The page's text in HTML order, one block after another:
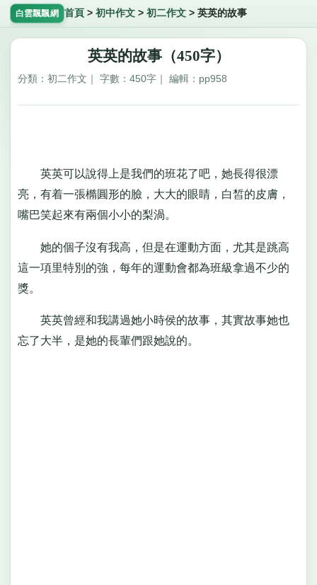
白雲飄飄網 首頁 > 初中作文> 初二作文> 英英的故事
英英的故事（450字）
分類：初二作文｜ 字數：450字｜ 編輯：pp958
英英可以說得上是我們的班花了吧，她長得很漂
亮，有着一張橢圓形的臉，大大的眼睛，白皙的皮膚，
嘴巴笑起來有兩個小小的梨渦。
她的個子沒有我高，但是在運動方面，尤其是跳高
這一項里特別的強，每年的運動會都為班級拿過不少的
獎。
英英曾經和我講過她小時侯的故事，其實故事她也
忘了大半，是她的長輩們跟她說的。